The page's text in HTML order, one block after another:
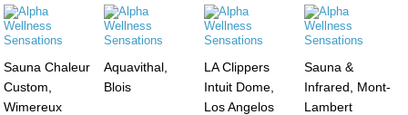
Sauna Chaleur
Custom,
Wimereux
Aquavithal,
Blois
LA Clippers
Intuit Dome,
Los Angelos
Sauna &
Infrared, Mont-
Lambert